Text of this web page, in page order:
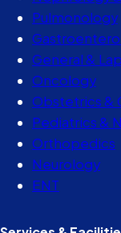
Pulmonology
General &
Oncology
Obstetrics &
Pediatrics &
Orthopedics
Neurology
ENT